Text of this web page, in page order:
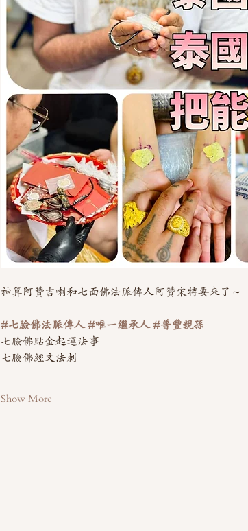
神算阿贊吉喇和七面佛法脈傳人阿贊宋特要來了～
#七臉佛法脈傳人 #唯一繼承人 #普豐親孫
七臉佛貼金起運法事
七臉佛經文法刺
Show More